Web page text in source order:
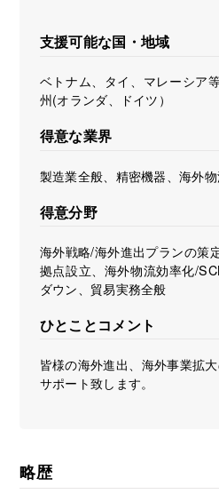
支援可能な国・地域
ベトナム、タイ、マレーシア
州(オランダ、ドイツ）
得意な業界
製造業全般、精密機器、海外
得意分野
海外戦略/海外進出プランの策
拠点設立、海外物流効率化/
ダウン、貿易実務全般
ひとことコメント
皆様の海外進出、海外事業拡
サポート致します。
略歴